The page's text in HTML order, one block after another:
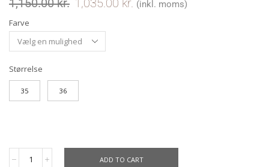
1,150.00kr. 1,035.00 kr. (inkl. moms)
Farve
Størrelse
35 36
ADD TO CART